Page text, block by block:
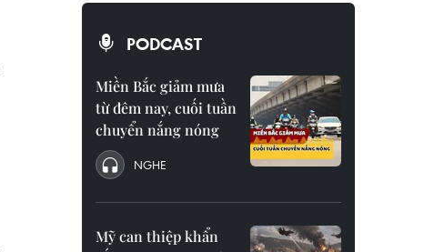
PODCAST
Miền Bắc giảm mưa
từ đêm nay, cuối tuần
chuyển nắng nóng
NGHE
Mỹ can thiệp khẩn